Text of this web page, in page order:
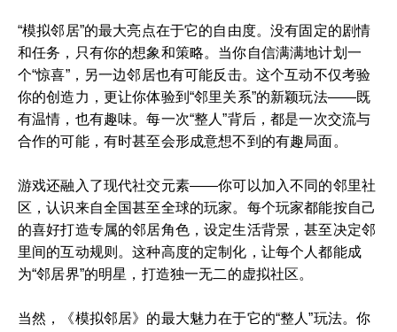
“模拟邻居”的最大亮点在于它的自由度。没有固定的剧情
和任务，只有你的想象和策略。当你自信满满地计划一
个“惊喜”，另一边邻居也有可能反击。这个互动不仅考验
你的创造力，更让你体验到“邻里关系”的新颖玩法——既
有温情，也有趣味。每一次“整人”背后，都是一次交流与
合作的可能，有时甚至会形成意想不到的有趣局面。
游戏还融入了现代社交元素——你可以加入不同的邻里社
区，认识来自全国甚至全球的玩家。每个玩家都能按自己
的喜好打造专属的邻居角色，设定生活背景，甚至决定邻
里间的互动规则。这种高度的定制化，让每个人都能成
为“邻居界”的明星，打造独一无二的虚拟社区。
当然，《模拟邻居》的最大魅力在于它的“整人”玩法。你